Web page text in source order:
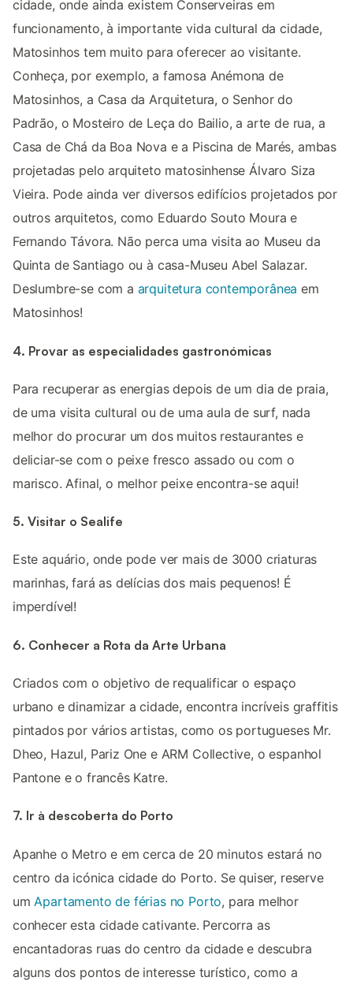
cidade, onde ainda existem Conserveiras em
funcionamento, à importante vida cultural da cidade,
Matosinhos tem muito para oferecer ao visitante.
Conheça, por exemplo, a famosa Anémona de
Matosinhos, a Casa da Arquitetura, o Senhor do
Padrão, o Mosteiro de Leça do Bailio, a arte de rua, a
Casa de Chá da Boa Nova e a Piscina de Marés, ambas
projetadas pelo arquiteto matosinhense Álvaro Siza
Vieira. Pode ainda ver diversos edifícios projetados por
outros arquitetos, como Eduardo Souto Moura e
Fernando Távora. Não perca uma visita ao Museu da
Quinta de Santiago ou à casa-Museu Abel Salazar.
Deslumbre-se com a arquitetura contemporânea em
Matosinhos!
4. Provar as especialidades gastronómicas
Para recuperar as energias depois de um dia de praia,
de uma visita cultural ou de uma aula de surf, nada
melhor do procurar um dos muitos restaurantes e
deliciar-se com o peixe fresco assado ou com o
marisco. Afinal, o melhor peixe encontra-se aqui!
5. Visitar o Sealife
Este aquário, onde pode ver mais de 3000 criaturas
marinhas, fará as delícias dos mais pequenos! É
imperdível!
6. Conhecer a Rota da Arte Urbana
Criados com o objetivo de requalificar o espaço
urbano e dinamizar a cidade, encontra incríveis graffitis
pintados por vários artistas, como os portugueses Mr.
Dheo, Hazul, Pariz One e ARM Collective, o espanhol
Pantone e o francês Katre.
7. Ir à descoberta do Porto
Apanhe o Metro e em cerca de 20 minutos estará no
centro da icónica cidade do Porto. Se quiser, reserve
um Apartamento de férias no Porto, para melhor
conhecer esta cidade cativante. Percorra as
encantadoras ruas do centro da cidade e descubra
alguns dos pontos de interesse turístico, como a